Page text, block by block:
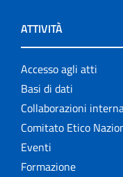
ATTIVITÀ
Accesso agli atti
Basi di dati
Collaborazioni
Comitato Etico
Eventi
Formazione